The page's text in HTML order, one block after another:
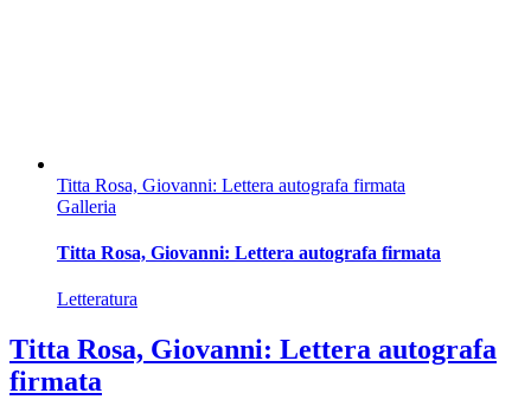
Titta Rosa, Giovanni: Lettera autografa firmata
Galleria
Titta Rosa, Giovanni: Lettera autografa firmata
Letteratura
Titta Rosa, Giovanni: Lettera autografa
firmata